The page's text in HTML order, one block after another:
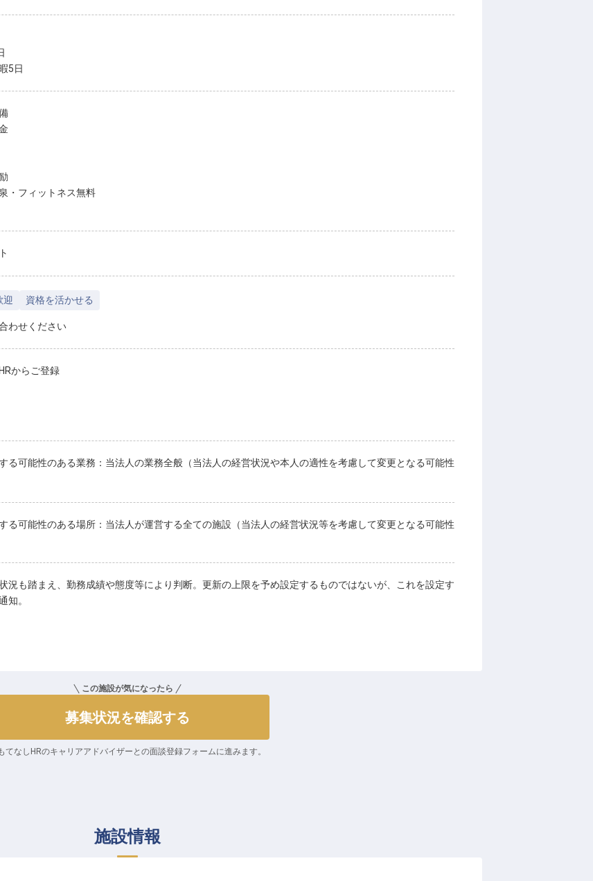
5日
・フィットネス無料
迎 資格を活かせる
わせください
からご登録
る可能性のある業務：当法人の業務全般（当法人の経営状況や本人の適性を考慮して変更となる可能性
る可能性のある場所：当法人が運営する全ての施設（当法人の経営状況等を考慮して変更となる可能性
況も踏まえ、勤務成績や態度等により判断。更新の上限を予め設定するものではないが、これを設定す
知。
この施設が気になったら
募集状況を確認する
てなしHRのキャリアアドバイザーとの面談登録フォームに進みます。
施設情報